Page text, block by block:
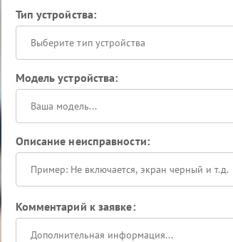
Тип устройства:
Выберите тип устройства
Модель устройства:
Описание неисправности:
Комментарий к заявке: